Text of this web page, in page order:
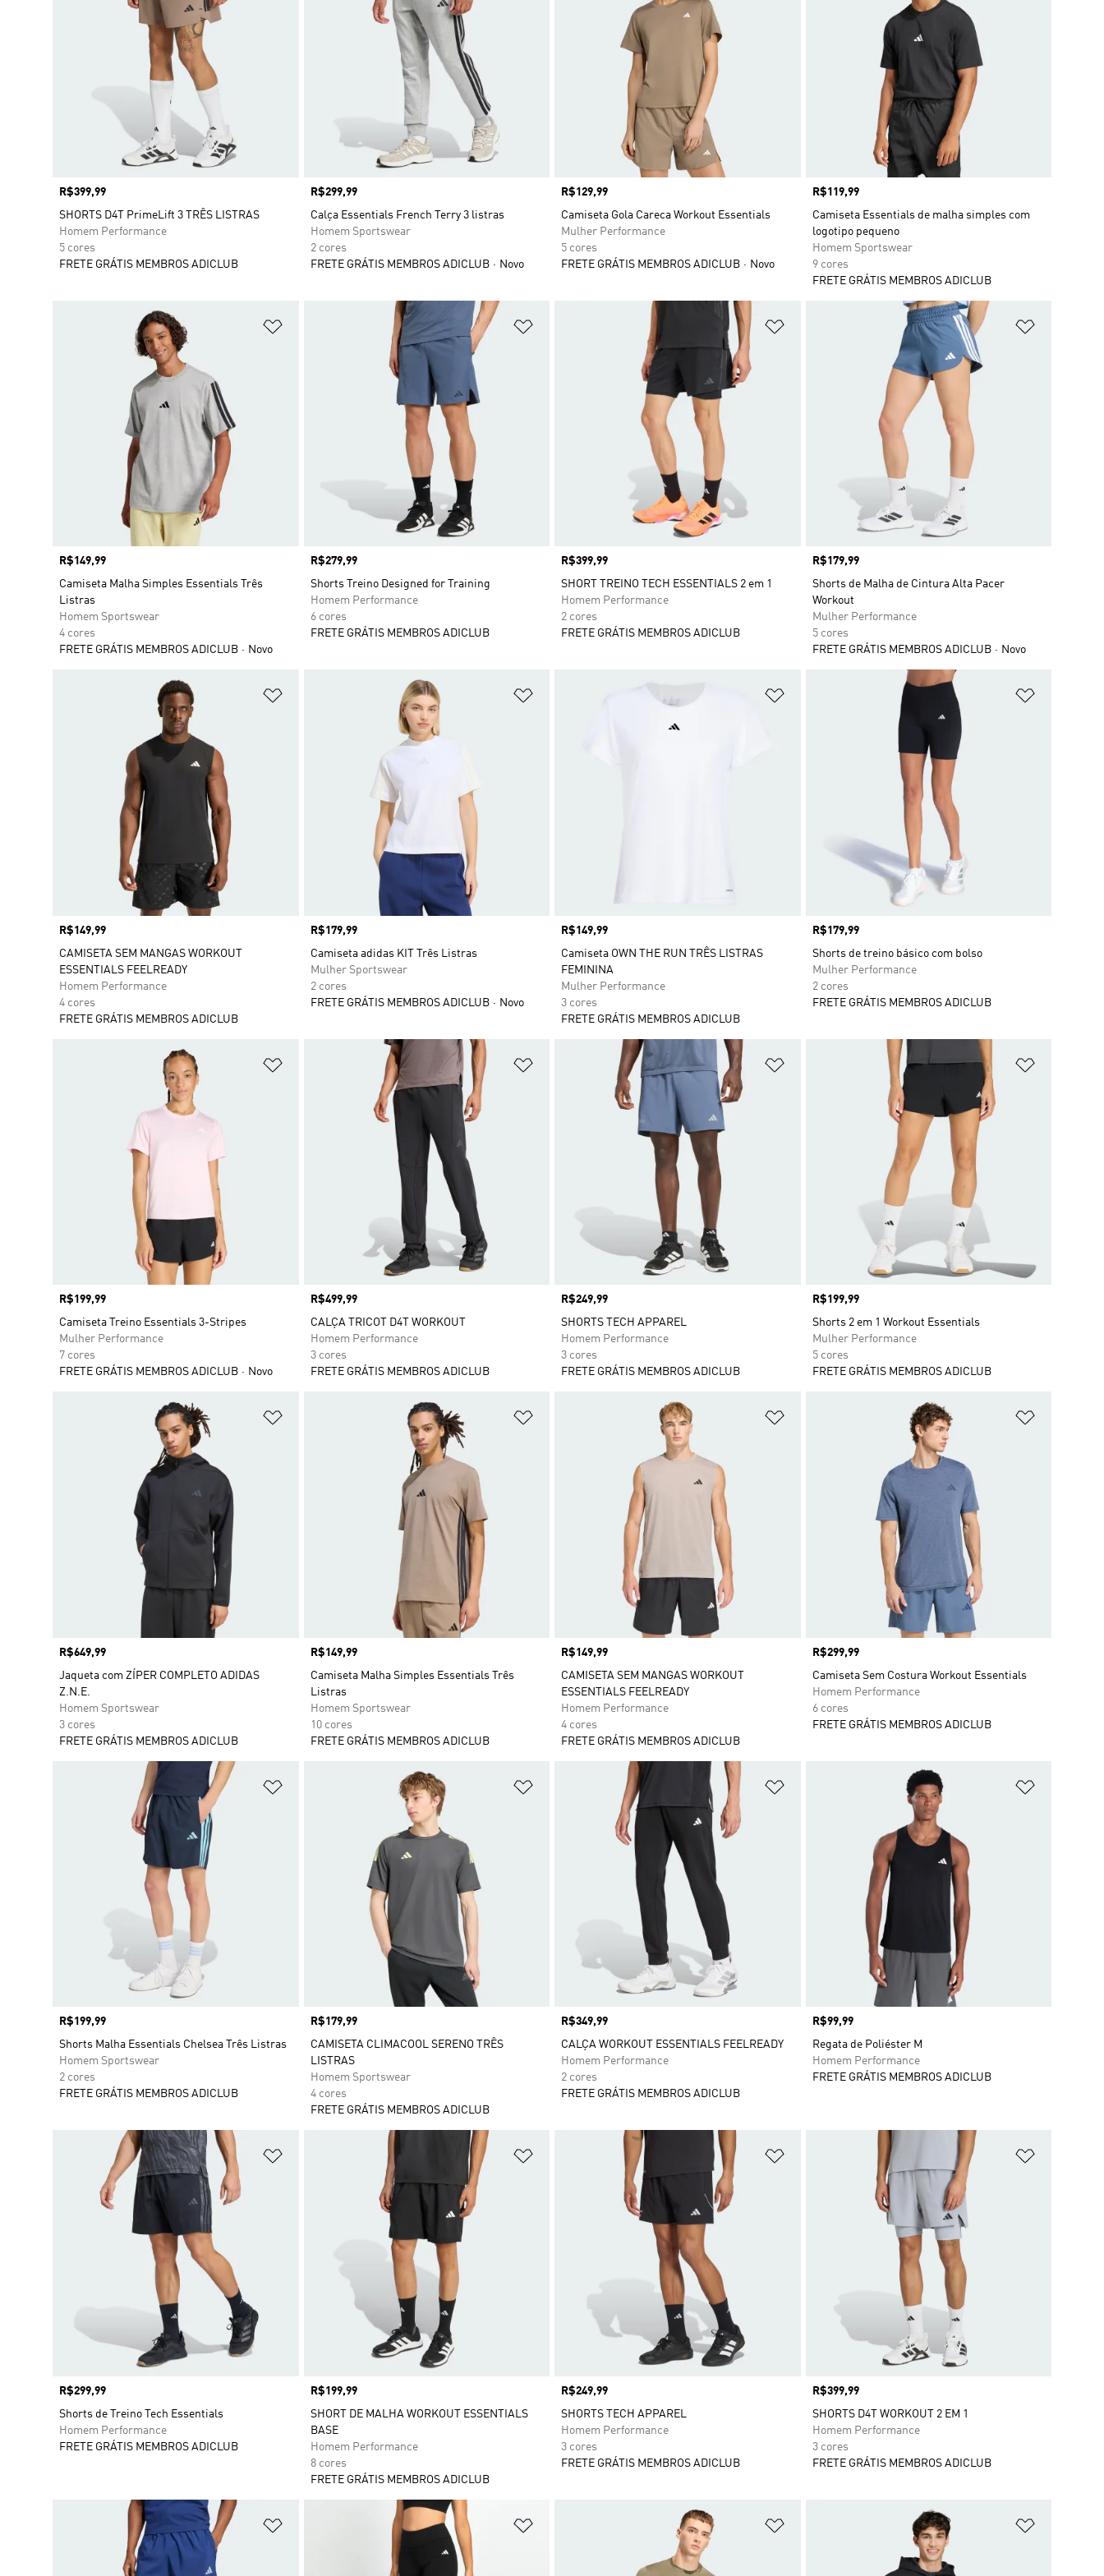
Preço
R$399,99
SHORTS D4T PrimeLift 3 TRÊS LISTRAS
Homem Performance
5 cores
FRETE GRÁTIS MEMBROS ADICLUB
Preço
R$299,99
Calça Essentials French Terry 3 listras
Homem Sportswear
2 cores
FRETE GRÁTIS MEMBROS ADICLUB
Novo
Preço
R$129,99
Camiseta Gola Careca Workout Essentials
Mulher Performance
5 cores
FRETE GRÁTIS MEMBROS ADICLUB
Novo
Preço
R$119,99
Camiseta Essentials de malha simples com
logotipo pequeno
Homem Sportswear
9 cores
FRETE GRÁTIS MEMBROS ADICLUB
Adicionar à Lista de Desejos
Preço
R$149,99
Camiseta Malha Simples Essentials Três
Listras
Homem Sportswear
4 cores
FRETE GRÁTIS MEMBROS ADICLUB
Novo
Adicionar à Lista de Desejos
Preço
R$279,99
Shorts Treino Designed for Training
Homem Performance
6 cores
FRETE GRÁTIS MEMBROS ADICLUB
Adicionar à Lista de Desejos
Preço
R$399,99
SHORT TREINO TECH ESSENTIALS 2 em 1
Homem Performance
2 cores
FRETE GRÁTIS MEMBROS ADICLUB
Preço
R$179,99
Shorts de Malha de Cintura Alta Pacer
Workout
Mulher Performance
5 cores
FRETE GRÁTIS MEMBROS ADICLUB
Novo
Adicionar à Lista de Desejos
Preço
R$149,99
CAMISETA SEM MANGAS WORKOUT
ESSENTIALS FEELREADY
Homem Performance
4 cores
FRETE GRÁTIS MEMBROS ADICLUB
Preço
R$179,99
Camiseta adidas KIT Três Listras
Mulher Sportswear
2 cores
FRETE GRÁTIS MEMBROS ADICLUB
Novo
Adicionar à Lista de Desejos
Preço
R$149,99
Camiseta OWN THE RUN TRÊS LISTRAS
FEMININA
Mulher Performance
3 cores
FRETE GRÁTIS MEMBROS ADICLUB
Preço
R$179,99
Shorts de treino básico com bolso
Mulher Performance
2 cores
FRETE GRÁTIS MEMBROS ADICLUB
Adicionar à Lista de Desejos
Preço
R$199,99
Camiseta Treino Essentials 3-Stripes
Mulher Performance
7 cores
FRETE GRÁTIS MEMBROS ADICLUB
Novo
Adicionar à Lista de Desejos
Preço
R$499,99
CALÇA TRICOT D4T WORKOUT
Homem Performance
3 cores
FRETE GRÁTIS MEMBROS ADICLUB
Adicionar à Lista de Desejos
Preço
R$249,99
SHORTS TECH APPAREL
Homem Performance
3 cores
FRETE GRÁTIS MEMBROS ADICLUB
Preço
R$199,99
Shorts 2 em 1 Workout Essentials
Mulher Performance
5 cores
FRETE GRÁTIS MEMBROS ADICLUB
Adicionar à Lista de Desejos
Preço
R$649,99
Jaqueta com ZÍPER COMPLETO ADIDAS
Z.N.E.
Homem Sportswear
3 cores
FRETE GRÁTIS MEMBROS ADICLUB
Adicionar à Lista de Desejos
Preço
R$149,99
Camiseta Malha Simples Essentials Três
Listras
Homem Sportswear
10 cores
FRETE GRÁTIS MEMBROS ADICLUB
Adicionar à Lista de Desejos
Preço
R$149,99
CAMISETA SEM MANGAS WORKOUT
ESSENTIALS FEELREADY
Homem Performance
4 cores
FRETE GRÁTIS MEMBROS ADICLUB
Preço
R$299,99
Camiseta Sem Costura Workout Essentials
Homem Performance
6 cores
FRETE GRÁTIS MEMBROS ADICLUB
Adicionar à Lista de Desejos
Preço
R$199,99
Shorts Malha Essentials Chelsea Três Listras
Homem Sportswear
2 cores
FRETE GRÁTIS MEMBROS ADICLUB
Adicionar à Lista de Desejos
Preço
R$179,99
CAMISETA CLIMACOOL SERENO TRÊS
LISTRAS
Homem Sportswear
4 cores
FRETE GRÁTIS MEMBROS ADICLUB
Adicionar à Lista de Desejos
Preço
R$349,99
CALÇA WORKOUT ESSENTIALS FEELREADY
Homem Performance
2 cores
FRETE GRÁTIS MEMBROS ADICLUB
Preço
R$99,99
Regata de Poliéster M
Homem Performance
FRETE GRÁTIS MEMBROS ADICLUB
Preço
R$299,99
Shorts de Treino Tech Essentials
Homem Performance
FRETE GRÁTIS MEMBROS ADICLUB
Adicionar à Lista de Desejos
Preço
R$199,99
SHORT DE MALHA WORKOUT ESSENTIALS
BASE
Homem Performance
8 cores
FRETE GRÁTIS MEMBROS ADICLUB
Adicionar à Lista de Desejos
Preço
R$249,99
SHORTS TECH APPAREL
Homem Performance
3 cores
FRETE GRÁTIS MEMBROS ADICLUB
Preço
R$399,99
SHORTS D4T WORKOUT 2 EM 1
Homem Performance
3 cores
FRETE GRÁTIS MEMBROS ADICLUB
Adicionar à Lista de Desejos Adicionar à Lista de Desejos Adicionar à Lista de Desejos